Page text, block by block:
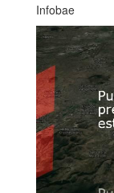
Infobae